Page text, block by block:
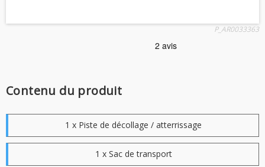
P_AR0033363
Contenu du produit
1 x Piste de décollage / atterrissage
1 x Sac de transport